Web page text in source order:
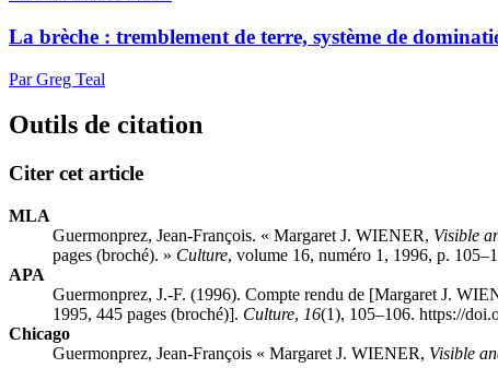
La brèche : tremblement de terre, système de
Par Greg Teal
Outils de citation
Citer cet article
MLA
Guermonprez, Jean-François. « Margaret J. WIENER, Visible
pages (broché). » Culture, volume 16, numéro 1, 1996, p.
APA
Guermonprez, J.-F. (1996). Compte rendu de [Margaret J.
1995, 445 pages (broché)]. Culture, 16(1), 105–106. https://
Chicago
Guermonprez, Jean-François « Margaret J. WIENER, Visible